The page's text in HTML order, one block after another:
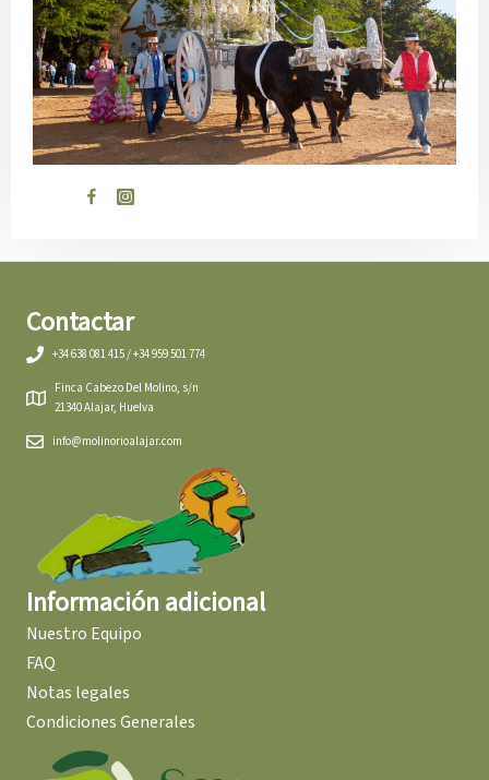
Contactar
+34 638 081 415 / +34 959 501 774
Finca Cabezo Del Molino, s/n
21340 Alajar, Huelva
info@molinorioalajar.com
Información adicional
Nuestro Equipo
FAQ
Notas legales
Condiciones Generales